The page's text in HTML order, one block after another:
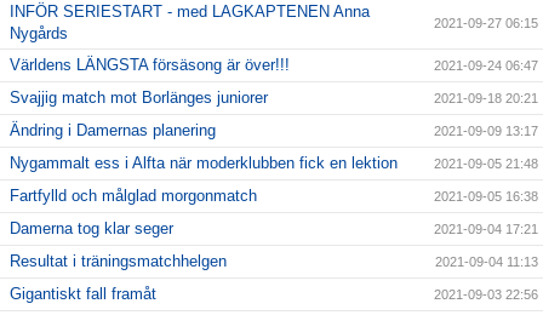
INFÖR SERIESTART - med LAGKAPTENEN Anna
Nygårds
2021-09-27 06:15
Världens LÄNGSTA försäsong är över!!! 2021-09-24 06:47
Svajjig match mot Borlänges juniorer 2021-09-18 20:21
Ändring i Damernas planering 2021-09-09 13:17
Nygammalt ess i Alfta när moderklubben fick en lektion 2021-09-05 21:48
Fartfylld och målglad morgonmatch 2021-09-05 16:38
Damerna tog klar seger 2021-09-04 17:21
Resultat i träningsmatchhelgen 2021-09-04 11:13
Gigantiskt fall framåt 2021-09-03 22:56